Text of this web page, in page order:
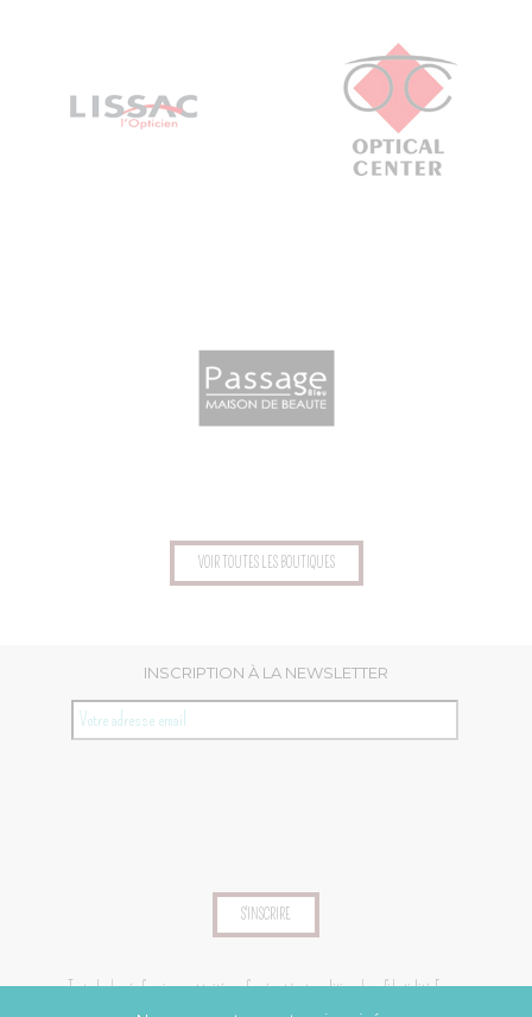
PASSAGE
VOIR TOUTES LES BOUTIQUES
INSCRIPTION À LA NEWSLETTER
Toutes les données fournies seront traitées conformément à notrepolitique de confidentialité. En vous